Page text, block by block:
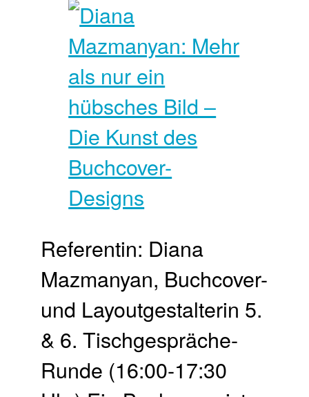
Referentin: Diana
Mazmanyan, Buchcover-
und Layoutgestalterin 5.
& 6. Tisch­gespräche-
Runde (16:00-17:30